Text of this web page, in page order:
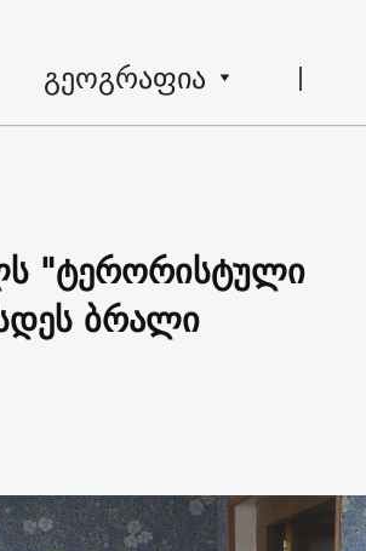
გეოგრაფია
"ტერორისტული
ბრალი